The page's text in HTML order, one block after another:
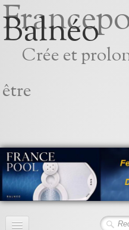
Balnéo
Crée et
être